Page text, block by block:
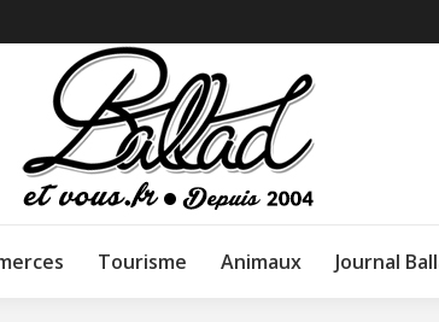
Tourisme Animaux Journal